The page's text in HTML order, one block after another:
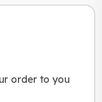
order to you